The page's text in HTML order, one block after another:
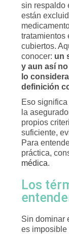
sin respaldo
están
tratamientos
cubiertos.
conocer: un
y aun así
lo
definición
Eso
la
propios
suficiente,
Para
práctica,
médica.
Los
Sin dominar
es imposible